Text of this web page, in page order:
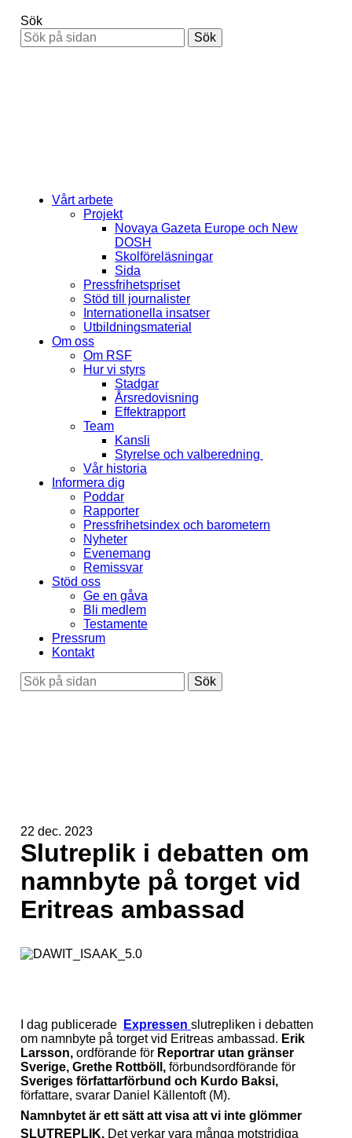
Sök
Sök
Vårt arbete
Projekt
Novaya Gazeta Europe och New
DOSH
Skolföreläsningar
Sida
Pressfrihetspriset
Stöd till journalister
Internationella insatser
Utbildningsmaterial
Om oss
Om RSF
Hur vi styrs
Stadgar
Årsredovisning
Effektrapport
Team
Kansli
Styrelse och valberedning
Vår historia
Informera dig
Poddar
Rapporter
Pressfrihetsindex och barometern
Nyheter
Evenemang
Remissvar
Stöd oss
Ge en gåva
Bli medlem
Testamente
Pressrum
Kontakt
Sök
22 dec. 2023
Slutreplik i debatten om
namnbyte på torget vid
Eritreas ambassad
I dag publicerade Expressen slutrepliken i debatten
om namnbyte på torget vid Eritreas ambassad. Erik
Larsson, ordförande för Reportrar utan gränser
Sverige, Grethe Rottböll, förbundsordförande för
Sveriges författarförbund och Kurdo Baksi,
författare, svarar Daniel Källentoft (M).
Namnbytet är ett sätt att visa att vi inte glömmer
SLUTREPLIK.Det verkar vara många motstridiga